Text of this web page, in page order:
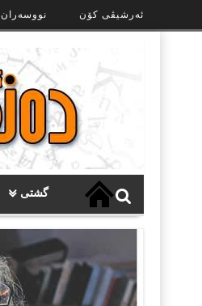
ئەرشیڤی کۆن نووسەران
گشتی